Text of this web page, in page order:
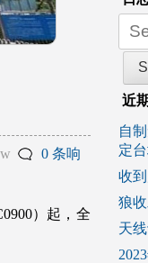
0 条响
）起，全
近
自
定
收
狼
天